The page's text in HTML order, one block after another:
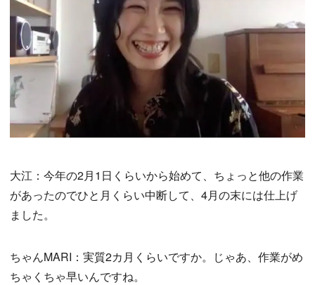
大江：今年の2月1日くらいから始めて、ちょっと他の作業
があったのでひと月くらい中断して、4月の末には仕上げ
ました。
ちゃんMARI：実質2カ月くらいですか。じゃあ、作業がめ
ちゃくちゃ早いんですね。